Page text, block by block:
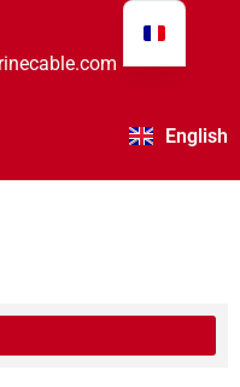
English